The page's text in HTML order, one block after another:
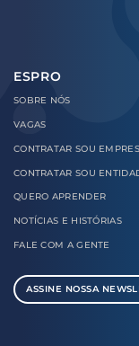
ESPRO
SOBRE NÓS
VAGAS
CONTRATAR SOU
CONTRATAR SOU
QUERO APRENDER
NOTÍCIAS E HISTÓRIAS
FALE COM A GENTE
ASSINE NOSSA